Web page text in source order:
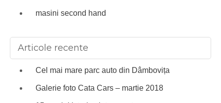
masini second hand
Articole recente
Cel mai mare parc auto din Dâmbovița
Galerie foto Cata Cars – martie 2018